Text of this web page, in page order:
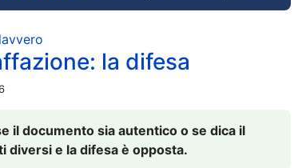
la difesa
il documento sia autentico o se dica il
diversi e la difesa è opposta.